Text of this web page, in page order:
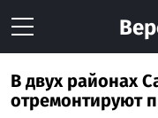
В двух районах
отремонтируют